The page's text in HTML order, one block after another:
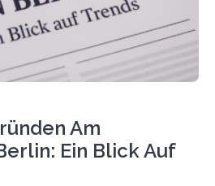
Am
Ein Blick Auf